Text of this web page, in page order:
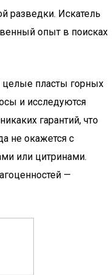
разведки. Искатель
опыт в поисках
целые пласты горных
и исследуются
гарантий, что
не окажется с
или цитринами.
—